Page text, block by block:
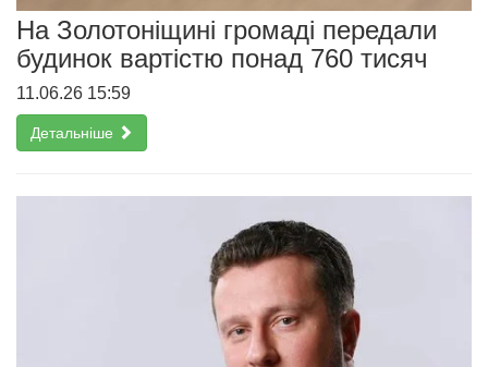
На Золотоніщині громаді передали
будинок вартістю понад 760 тисяч
11.06.26 15:59
Детальніше